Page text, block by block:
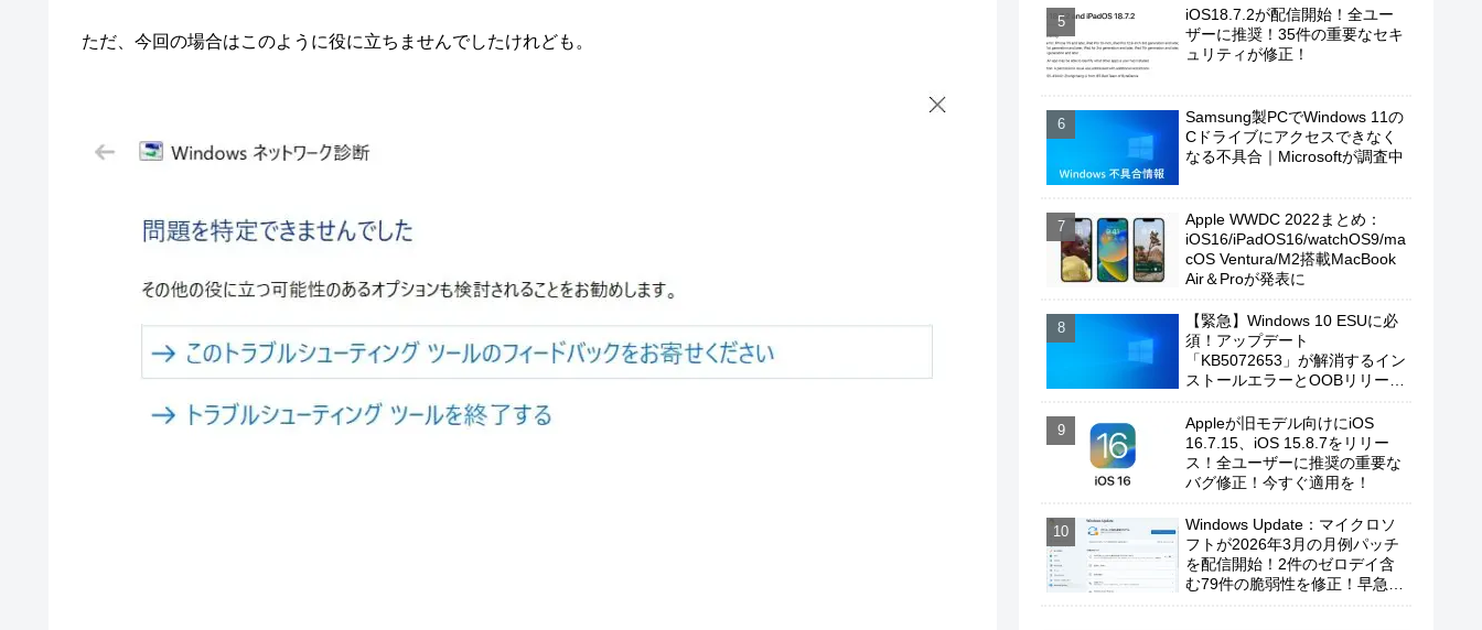
ただ、今回の場合はこのように役に立ちませんでしたけれども。
iOS18.7.2が配信開始！全ユー
ザーに推奨！35件の重要なセキ
ュリティが修正！
Samsung製PCでWindows 11の
Cドライブにアクセスできなく
なる不具合｜Microsoftが調査中
Apple WWDC 2022まとめ：
iOS16/iPadOS16/watchOS9/ma
cOS Ventura/M2搭載MacBook
Air＆Proが発表に
【緊急】Windows 10 ESUに必
須！アップデート
「KB5072653」が解消するイン
ストールエラーとOOBリリース
Appleが旧モデル向けにiOS
16.7.15、iOS 15.8.7をリリー
ス！全ユーザーに推奨の重要な
バグ修正！今すぐ適用を！
Windows Update：マイクロソ
フトが2026年3月の月例パッチ
を配信開始！2件のゼロデイ含
む79件の脆弱性を修正！早急に